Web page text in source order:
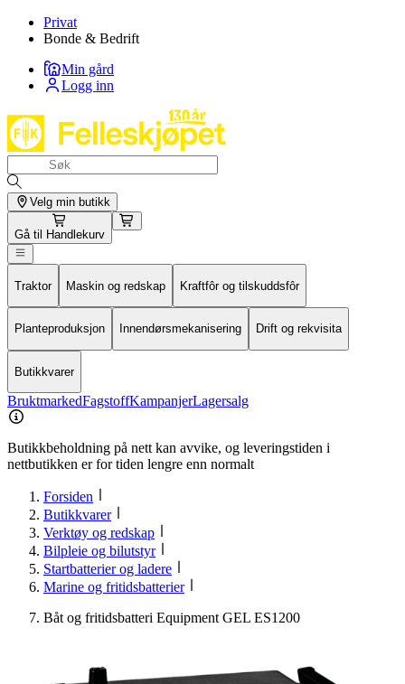
Privat
Bonde & Bedrift
Min gård
Logg inn
Velg min butikk
Gå til Handlekurv
Traktor Maskin og redskap Kraftfôr og tilskuddsfôr
Planteproduksjon Innendørsmekanisering Drift og rekvisita
Butikkvarer
BruktmarkedFagstoffKampanjerLagersalg
Butikkbeholdning på nett kan avvike, og leveringstiden i
nettbutikken er for tiden lengre enn normalt
Forsiden
Butikkvarer
Verktøy og redskap
Bilpleie og bilutstyr
Startbatterier og ladere
Marine og fritidsbatterier
Båt og fritidsbatteri Equipment GEL ES1200